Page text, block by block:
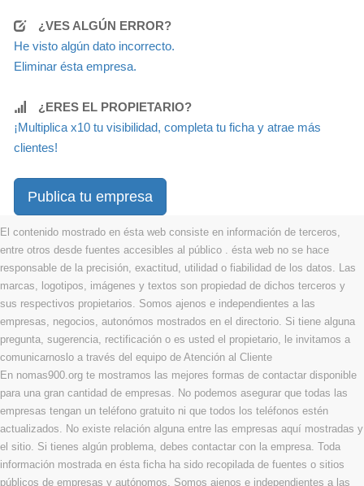
¿VES ALGÚN ERROR?
He visto algún dato incorrecto.
Eliminar ésta empresa.
¿ERES EL PROPIETARIO?
¡Multiplica x10 tu visibilidad, completa tu ficha y atrae más
clientes!
Publica tu empresa
El contenido mostrado en ésta web consiste en información de terceros,
entre otros desde fuentes accesibles al público . ésta web no se hace
responsable de la precisión, exactitud, utilidad o fiabilidad de los datos. Las
marcas, logotipos, imágenes y textos son propiedad de dichos terceros y
sus respectivos propietarios. Somos ajenos e independientes a las
empresas, negocios, autonómos mostrados en el directorio. Si tiene alguna
pregunta, sugerencia, rectificación o es usted el propietario, le invitamos a
comunicarnoslo a través del equipo de Atención al Cliente
En nomas900.org te mostramos las mejores formas de contactar disponible
para una gran cantidad de empresas. No podemos asegurar que todas las
empresas tengan un teléfono gratuito ni que todos los teléfonos estén
actualizados. No existe relación alguna entre las empresas aquí mostradas y
el sitio. Si tienes algún problema, debes contactar con la empresa. Toda
información mostrada en ésta ficha ha sido recopilada de fuentes o sitios
públicos de empresas y autónomos. Somos ajenos e independientes a las